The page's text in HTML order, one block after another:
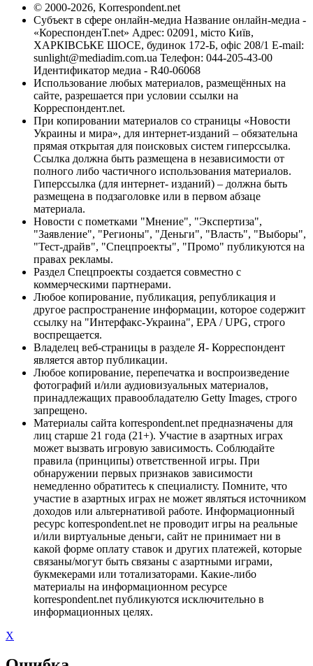
© 2000-2026, Korrespondent.net
Субъект в сфере онлайн-медиа Название онлайн-медиа -
«КореспонденТ.net» Адрес: 02091, місто Київ,
ХАРКІВСЬКЕ ШОСЕ, будинок 172-Б, офіс 208/1 E-mail:
sunlight@mediadim.com.ua Телефон: 044-205-43-00
Идентификатор медиа - R40-06068
Использование любых материалов, размещённых на
сайте, разрешается при условии ссылки на
Корреспондент.net.
При копировании материалов со страницы «Новости
Украины и мира», для интернет-изданий – обязательна
прямая открытая для поисковых систем гиперссылка.
Ссылка должна быть размещена в независимости от
полного либо частичного использования материалов.
Гиперссылка (для интернет- изданий) – должна быть
размещена в подзаголовке или в первом абзаце
материала.
Новости с пометками "Мнение", "Экспертиза",
"Заявление", "Регионы", "Деньги", "Власть", "Выборы",
"Тест-драйв", "Спецпроекты", "Промо" публикуются на
правах рекламы.
Раздел Спецпроекты создается совместно с
коммерческими партнерами.
Любое копирование, публикация, републикация и
другое распространение информации, которое содержит
ссылку на "Интерфакс-Украина", EPA / UPG, строго
воспрещается.
Владелец веб-страницы в разделе Я- Корреспондент
является автор публикации.
Любое копирование, перепечатка и воспроизведение
фотографий и/или аудиовизуальных материалов,
принадлежащих правообладателю Getty Images, строго
запрещено.
Материалы сайта korrespondent.net предназначены для
лиц старше 21 года (21+). Участие в азартных играх
может вызвать игровую зависимость. Соблюдайте
правила (принципы) ответственной игры. При
обнаружении первых признаков зависимости
немедленно обратитесь к специалисту. Помните, что
участие в азартных играх не может являться источником
доходов или альтернативой работе. Информационный
ресурс korrespondent.net не проводит игры на реальные
и/или виртуальные деньги, сайт не принимает ни в
какой форме оплату ставок и других платежей, которые
связаны/могут быть связаны с азартными играми,
букмекерами или тотализаторами. Какие-либо
материалы на информационном ресурсе
korrespondent.net публикуются исключительно в
информационных целях.
X